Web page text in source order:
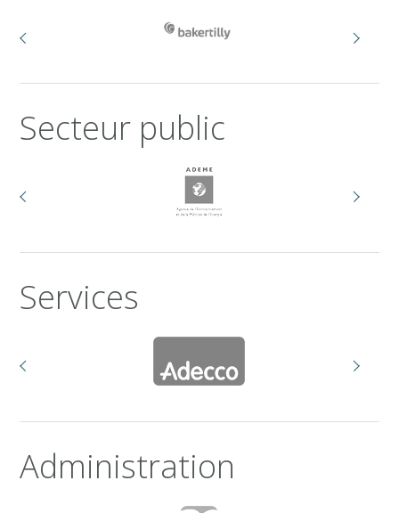
Secteur public
Services
Administration